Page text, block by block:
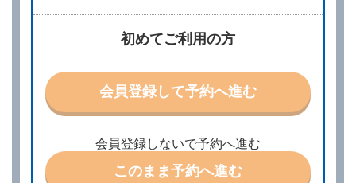
責任を負わないものとします。
当社は、借受人から予約の申込みがあったときは、原
則として、当社の保有するレンタカーの範囲内で予約
特に認める場合を除き、別に定める予約申込金を支払
うものとします。
第３条（予約の変更）
借受人は、前条第１項の借受条件を変更しようとする
ときは、あらかじめ当社の承諾を受けなければならな
いものとします。
初めてご利用の方
会員登録して予約へ進む
会員登録しないで予約へ進む
このまま予約へ進む